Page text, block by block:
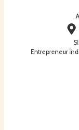
Entrepreneur